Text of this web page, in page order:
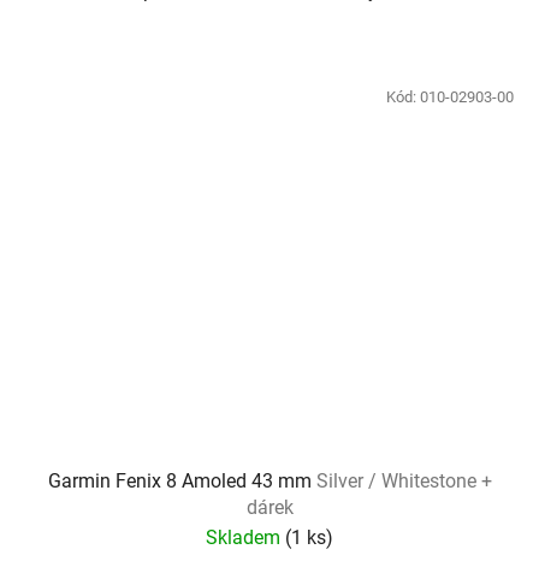
Garmin Fenix 8 Amoled 43 mm Silver / Whitestone +
dárek
Skladem (1 ks)
Kód: 010-02903-00